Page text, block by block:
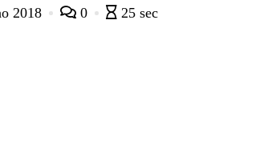
2018 0
25 sec